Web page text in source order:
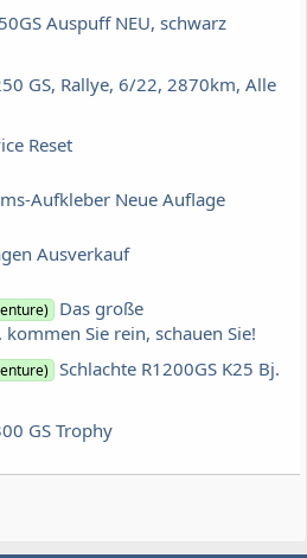
Auspuff NEU, schwarz
GS, Rallye, 6/22, 2870km, Alle
Reset
Aufkleber Neue Auflage
Ausverkauf
Das große
Sie rein, schauen Sie!
Schlachte R1200GS K25 Bj.
GS Trophy